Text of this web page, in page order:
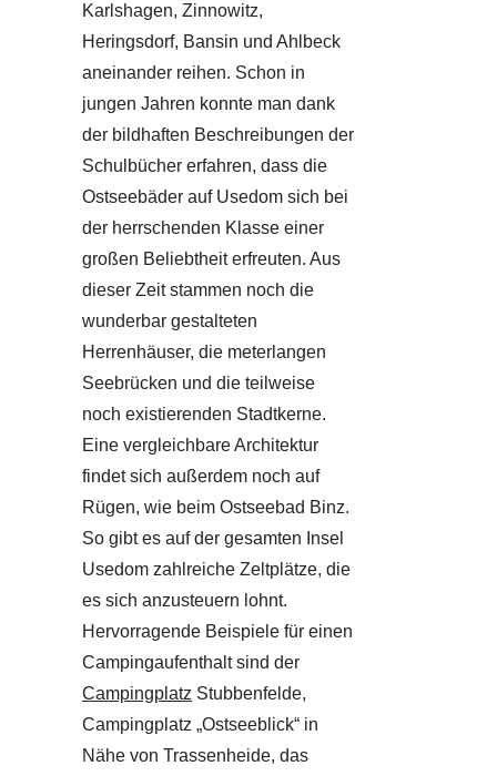
Karlshagen, Zinnowitz,
Heringsdorf, Bansin und Ahlbeck
aneinander reihen. Schon in
jungen Jahren konnte man dank
der bildhaften Beschreibungen der
Schulbücher erfahren, dass die
Ostseebäder auf Usedom sich bei
der herrschenden Klasse einer
großen Beliebtheit erfreuten. Aus
dieser Zeit stammen noch die
wunderbar gestalteten
Herrenhäuser, die meterlangen
Seebrücken und die teilweise
noch existierenden Stadtkerne.
Eine vergleichbare Architektur
findet sich außerdem noch auf
Rügen, wie beim Ostseebad Binz.
So gibt es auf der gesamten Insel
Usedom zahlreiche Zeltplätze, die
es sich anzusteuern lohnt.
Hervorragende Beispiele für einen
Campingaufenthalt sind der
Campingplatz Stubbenfelde,
Campingplatz „Ostseeblick“ in
Nähe von Trassenheide, das